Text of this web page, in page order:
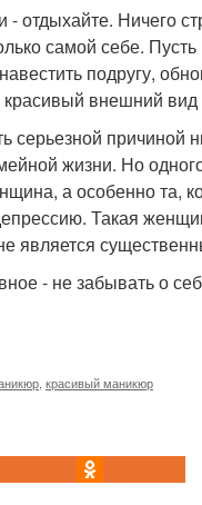
отдыхайте. Ничего
самой себе.
подругу,
внешний
серьезной причиной
жизни. Но
а особенно та,
Такая
является
- не забывать о
красивый маникюр